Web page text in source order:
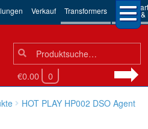
Verkauf Transformers 3rd
Robots
Suchen
nach:
Suche
€0.00 0
HOT PLAY HP002 DSO Agent